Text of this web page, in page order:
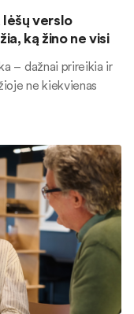
verslo
ką žino ne visi
– dažnai prireikia ir
ne kiekvienas